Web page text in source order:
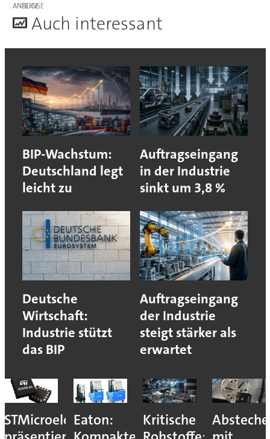
ANZEIGE
Auch interessant
BIP-Wachstum:
Deutschland legt
leicht zu
Auftragseingang
in der Industrie
sinkt um 3,8 %
Deutsche
Wirtschaft:
Industrie stützt
das BIP
Auftragseingang
der Industrie
steigt stärker als
erwartet
STMicroelectronics
Eaton:
Kritische